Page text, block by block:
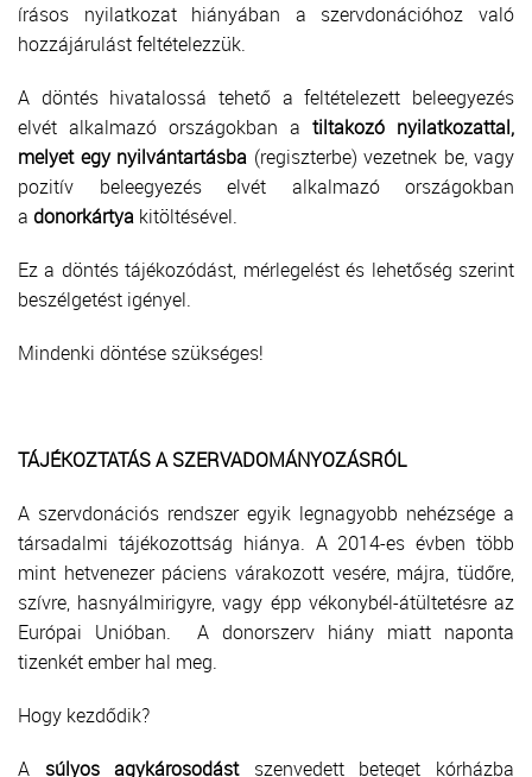
írásos nyilatkozat hiányában a szervdonációhoz való
hozzájárulást feltételezzük.
A döntés hivatalossá tehető a feltételezett beleegyezés
elvét alkalmazó országokban a tiltakozó nyilatkozattal,
melyet egy nyilvántartásba (regiszterbe) vezetnek be, vagy
pozitív beleegyezés elvét alkalmazó országokban
a donorkártya kitöltésével.
Ez a döntés tájékozódást, mérlegelést és lehetőség szerint
beszélgetést igényel.
Mindenki döntése szükséges!
TÁJÉKOZTATÁS A SZERVADOMÁNYOZÁSRÓL
A szervdonációs rendszer egyik legnagyobb nehézsége a
társadalmi tájékozottság hiánya. A 2014-es évben több
mint hetvenezer páciens várakozott vesére, májra, tüdőre,
szívre, hasnyálmirigyre, vagy épp vékonybél-átültetésre az
Európai Unióban. A donorszerv hiány miatt naponta
tizenkét ember hal meg.
Hogy kezdődik?
A súlyos agykárosodástszenvedett beteget kórházba